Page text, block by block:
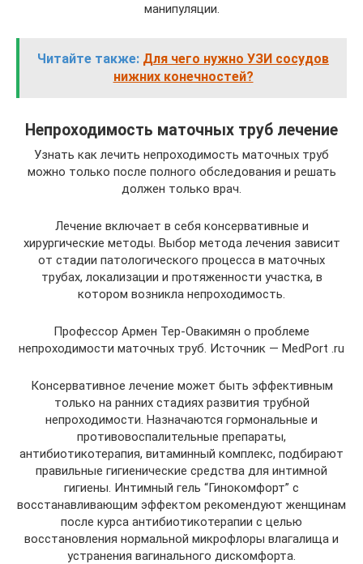
манипуляции.
Читайте также: Для чего нужно УЗИ сосудов
нижних конечностей?
Непроходимость маточных труб лечение
Узнать как лечить непроходимость маточных труб
можно только после полного обследования и решать
должен только врач.
Лечение включает в себя консервативные и
хирургические методы. Выбор метода лечения зависит
от стадии патологического процесса в маточных
трубах, локализации и протяженности участка, в
котором возникла непроходимость.
Профессор Армен Тер-Овакимян о проблеме
непроходимости маточных труб. Источник — MedPort .ru
Консервативное лечение может быть эффективным
только на ранних стадиях развития трубной
непроходимости. Назначаются гормональные и
противовоспалительные препараты,
антибиотикотерапия, витаминный комплекс, подбирают
правильные гигиенические средства для интимной
гигиены. Интимный гель “Гинокомфорт” с
восстанавливающим эффектом рекомендуют женщинам
после курса антибиотикотерапии с целью
восстановления нормальной микрофлоры влагалища и
устранения вагинального дискомфорта.